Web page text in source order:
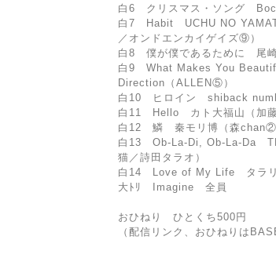
白6 クリスマス・ソング
白7 Habit UCHU NO
／オンドエンカイゲイズ⑨）
白8 僕が僕であるために 尾崎
白9 What Makes You
Direction（ALLEN⑤）
白10 ヒロイン shiback
白11 Hello カト大福山（加
白12 鱗 秦モリ博（森chan②
白13 Ob-La-Di, Ob-La-Da
猫／詩田タラオ）
白14 Love of My Life タラリ
大ﾄﾘ Imagine 全員
おひねり ひとくち500円
（配信リンク、おひねりは